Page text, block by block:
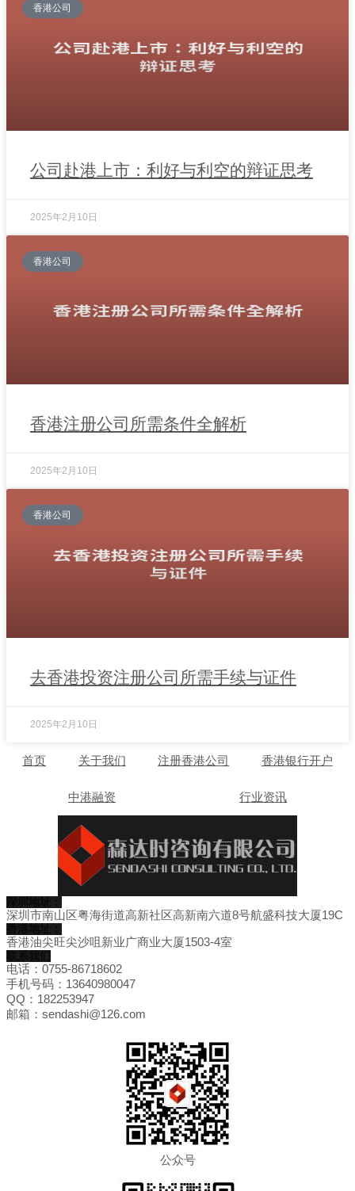
香港公司
公司赴港上市：利好与利空的辩证思考
2025年2月10日
香港公司
香港注册公司所需条件全解析
2025年2月10日
香港公司
去香港投资注册公司所需手续与证件
2025年2月10日
首页 关于我们 注册香港公司 香港银行开户
中港融资 行业资讯
深圳市南山区粤海街道高新社区高新南六道8号航盛科技大厦19C
香港油尖旺尖沙咀新业广商业大厦1503-4室
电话：0755-86718602
手机号码：13640980047
QQ：182253947
邮箱：sendashi@126.com
公众号